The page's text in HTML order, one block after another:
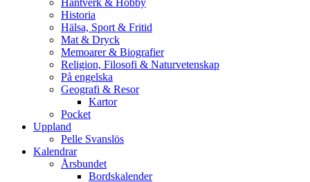
Hantverk & Hobby
Historia
Hälsa, Sport & Fritid
Mat & Dryck
Memoarer & Biografier
Religion, Filosofi & Naturvetenskap
På engelska
Geografi & Resor
Kartor
Pocket
Uppland
Pelle Svanslös
Kalendrar
Årsbundet
Bordskalender